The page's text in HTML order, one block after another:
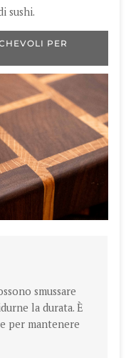
sushi.
PER
smussare
la durata. È
per mantenere